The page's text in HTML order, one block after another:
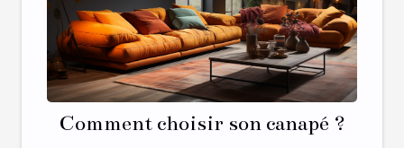
Comment choisir son canapé ?